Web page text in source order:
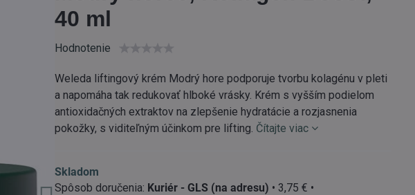
40 ml
Hodnotenie
Weleda liftingový krém Modrý hore podporuje tvorbu kolagénu v pleti
a napomáha tak redukovať hlboké vrásky. Krém s vyšším podielom
antioxidačných extraktov na zlepšenie hydratácie a rozjasnenia
pokožky, s viditeľným účinkom pre lifting. Čítajte viac
Skladom
Kuriér - GLS (na adresu) •3,75 € •